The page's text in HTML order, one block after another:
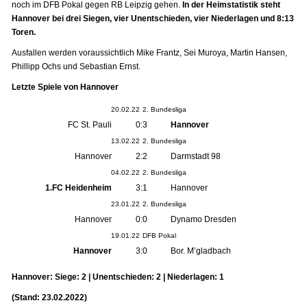
noch im DFB Pokal gegen RB Leipzig gehen. In der Heimstatistik steht
Hannover bei drei Siegen, vier Unentschieden, vier Niederlagen und 8:13
Toren.
Ausfallen werden voraussichtlich Mike Frantz, Sei Muroya, Martin Hansen,
Phillipp Ochs und Sebastian Ernst.
Letzte Spiele von Hannover
20.02.22 2. Bundesliga
FC St. Pauli 0:3 Hannover
13.02.22 2. Bundesliga
Hannover 2:2 Darmstadt 98
04.02.22 2. Bundesliga
1.FC Heidenheim 3:1 Hannover
23.01.22 2. Bundesliga
Hannover 0:0 Dynamo Dresden
19.01.22 DFB Pokal
Hannover 3:0 Bor. M’gladbach
Hannover: Siege: 2 | Unentschieden: 2 | Niederlagen: 1
(Stand: 23.02.2022)